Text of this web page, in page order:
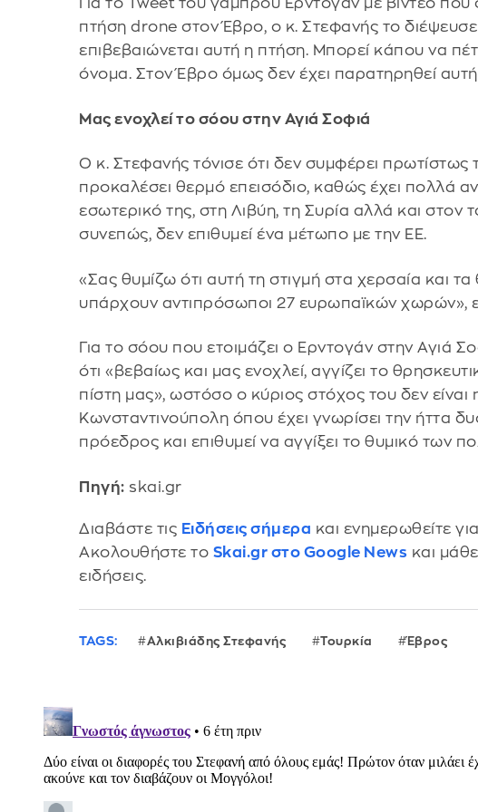
Για το Tweet του γαμπρού Ερντογάν με βίντεο που
πτήση drone στον Έβρο, ο κ. Στεφανής το
επιβεβαιώνεται αυτή η πτήση. Μπορεί κάπου να
όνομα. Στον Έβρο όμως δεν έχει παρατηρηθεί
Μας ενοχλεί το σόου στην Αγιά Σοφιά
Ο κ. Στεφανής τόνισε ότι δεν συμφέρει πρωτίστως
προκαλέσει θερμό επεισόδιο, καθώς έχει πολλά
εσωτερικό της, στη Λιβύη, τη Συρία αλλά και στον
συνεπώς, δεν επιθυμεί ένα μέτωπο με την ΕΕ.
«Σας θυμίζω ότι αυτή τη στιγμή στα χερσαία και
υπάρχουν αντιπρόσωποι 27 ευρωπαϊκών χωρών»,
Για το σόου που ετοιμάζει ο Ερντογάν στην Αγιά
ότι «βεβαίως και μας ενοχλεί, αγγίζει το
πίστη μας», ωστόσο ο κύριος στόχος του δεν είναι
Κωνσταντινούπολη όπου έχει γνωρίσει την ήττα
πρόεδρος και επιθυμεί να αγγίξει το θυμικό των
Πηγή: skai.gr
Διαβάστε τις Ειδήσεις σήμερα και ενημερωθείτε
Ακολουθήστε το Skai.gr στο Google News και
ειδήσεις.
TAGS: Αλκιβιάδης Στεφανής Τουρκία Έβρος